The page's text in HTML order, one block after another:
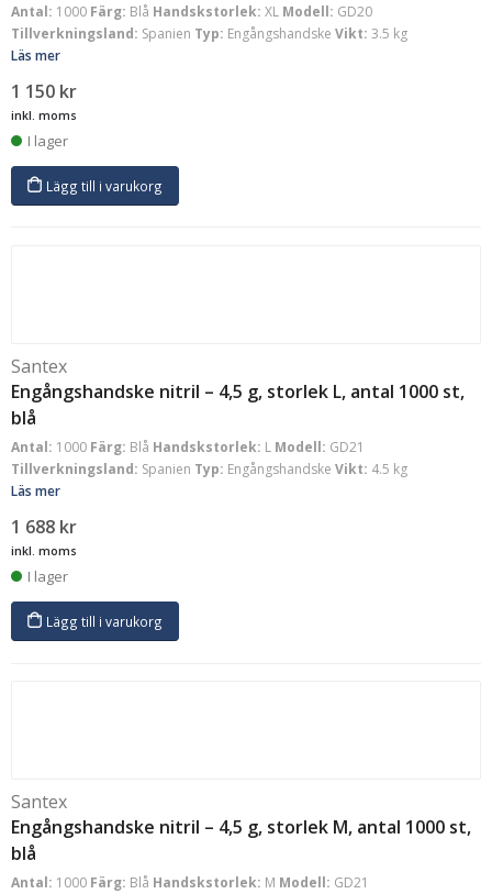
Antal: 1000 Färg: Blå Handskstorlek: XL Modell: GD20
Tillverkningsland: Spanien Typ: Engångshandske Vikt: 3.5 kg
Läs mer
1 150 kr
inkl. moms
I lager
Lägg till i varukorg
Santex
Engångshandske nitril – 4,5 g, storlek L, antal 1000 st,
blå
Antal: 1000 Färg: Blå Handskstorlek: L Modell: GD21
Tillverkningsland: Spanien Typ: Engångshandske Vikt: 4.5 kg
Läs mer
1 688 kr
inkl. moms
I lager
Lägg till i varukorg
Santex
Engångshandske nitril – 4,5 g, storlek M, antal 1000 st,
blå
Antal: 1000 Färg: Blå Handskstorlek: M Modell: GD21